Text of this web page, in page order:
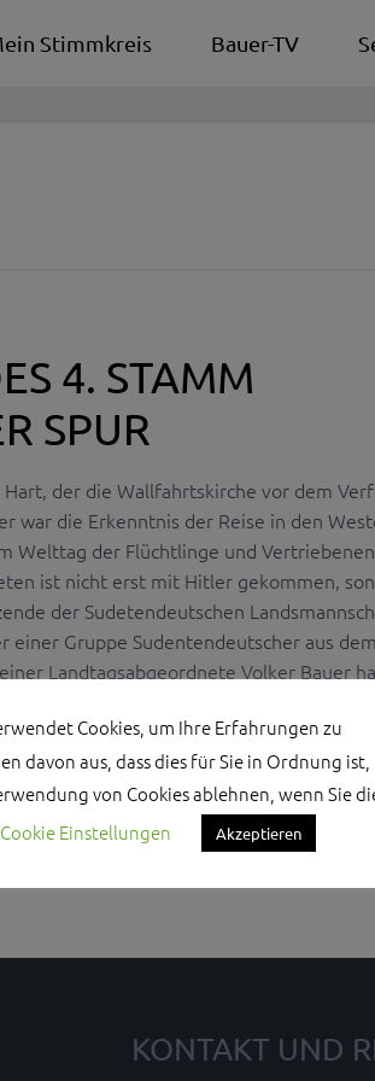
Stimmkreis Bauer-TV
4. STAMM
SPUR
der die Wallfahrtskirche vor dem
war die Erkenntnis der Reise in den
Welttag der Flüchtlinge und Vertriebenen
ist nicht erst mit Hitler gekommen,
der Sudetendeutschen
einer Gruppe Sudentendeutscher aus dem
Landtagsabgeordnete Volker Bauer
KONTAKT UND
Cookies, um Ihre Erfahrungen zu
davon aus, dass dies für Sie in Ordnung ist,
von Cookies ablehnen, wenn Sie
Cookie Einstellungen Akzeptieren